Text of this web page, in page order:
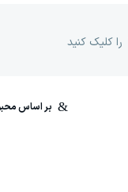
را کلیک کنید